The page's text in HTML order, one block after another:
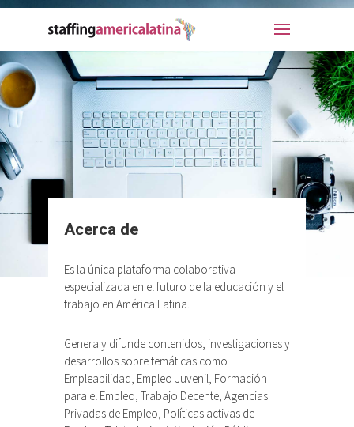
Acerca de
Es la única plataforma colaborativa
especializada en el futuro de la educación y el
trabajo en América Latina.
Genera y difunde contenidos, investigaciones y
desarrollos sobre temáticas como
Empleabilidad, Empleo Juvenil, Formación
para el Empleo, Trabajo Decente, Agencias
Privadas de Empleo, Políticas activas de